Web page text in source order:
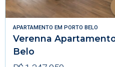
APARTAMENTO EM PORTO BELO
Verenna
Belo